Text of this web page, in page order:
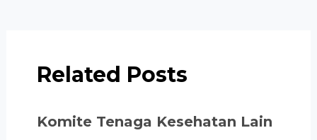
Related Posts
Komite Tenaga Kesehatan Lain